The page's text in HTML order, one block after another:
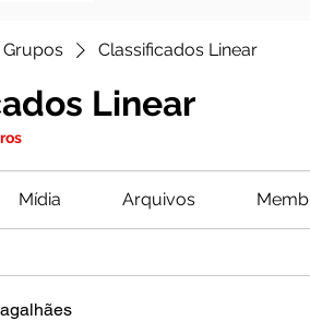
Grupos Classificados Linear
Linear
Mídia Arquivos